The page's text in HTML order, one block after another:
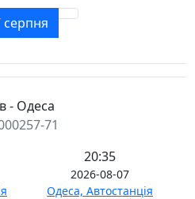
серпня
- Одеса
71
20:35
2026-08-07
Одеса, Автостанція